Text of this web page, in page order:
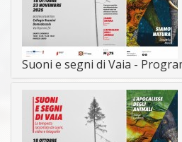
Suoni e segni di Vaia -